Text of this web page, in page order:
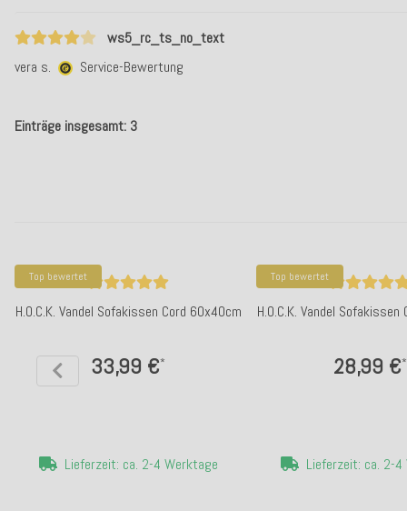
ws5_rc_ts_no_text
vera s.
Service-Bewertung
Einträge insgesamt: 3
Top bewertet
H.O.C.K. Vandel Sofakissen Cord 60x40cm
33,99 €*
Lieferzeit: ca. 2-4 Werktage
Top bewertet
H.O.C.K. Vandel
28,99 €*
Lieferzeit: ca. 2-4